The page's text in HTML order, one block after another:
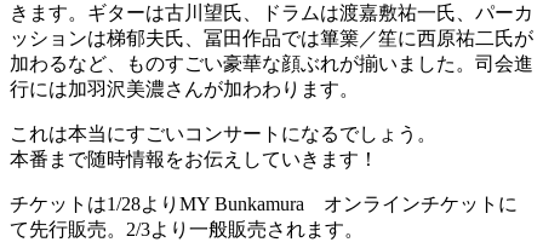
きます。ギターは古川望氏、ドラムは渡嘉敷祐一氏、パーカ
ッションは梯郁夫氏、冨田作品では篳篥／笙に西原祐二氏が
加わるなど、ものすごい豪華な顔ぶれが揃いました。司会進
行には加羽沢美濃さんが加わわります。
これは本当にすごいコンサートになるでしょう。
本番まで随時情報をお伝えしていきます！
チケットは1/28よりMY Bunkamura オンラインチケットに
て先行販売。2/3より一般販売されます。